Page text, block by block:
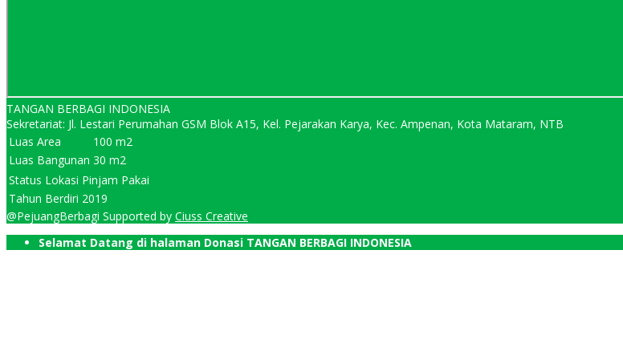
TANGAN BERBAGI INDONESIA
Sekretariat: Jl. Lestari Perumahan GSM Blok A15, Kel. Pejarakan Karya, Kec. Ampenan, Kota Mataram, NTB
Luas Area
100 m2
Luas Bangunan 30 m2
Status Lokasi Pinjam Pakai
Tahun Berdiri 2019
@PejuangBerbagi Supported by Ciuss Creative
Selamat Datang di halaman Donasi TANGAN BERBAGI INDONESIA